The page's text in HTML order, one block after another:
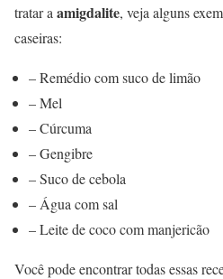
tratar a amigdalite, veja alguns
caseiras:
– Remédio com suco de limão
– Mel
– Cúrcuma
– Gengibre
– Suco de cebola
– Água com sal
– Leite de coco com manjericão
Você pode encontrar todas essas